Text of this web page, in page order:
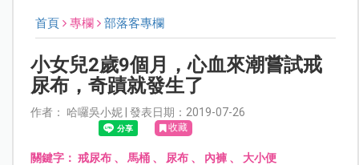
首頁 專欄 部落客專欄
小女兒2歲9個月，心血來潮嘗試戒
尿布，奇蹟就發生了
作者： 哈囉吳小妮 | 發表日期：2019-07-26
收藏
關鍵字： 戒尿布、 馬桶、 尿布、 內褲、 大小便